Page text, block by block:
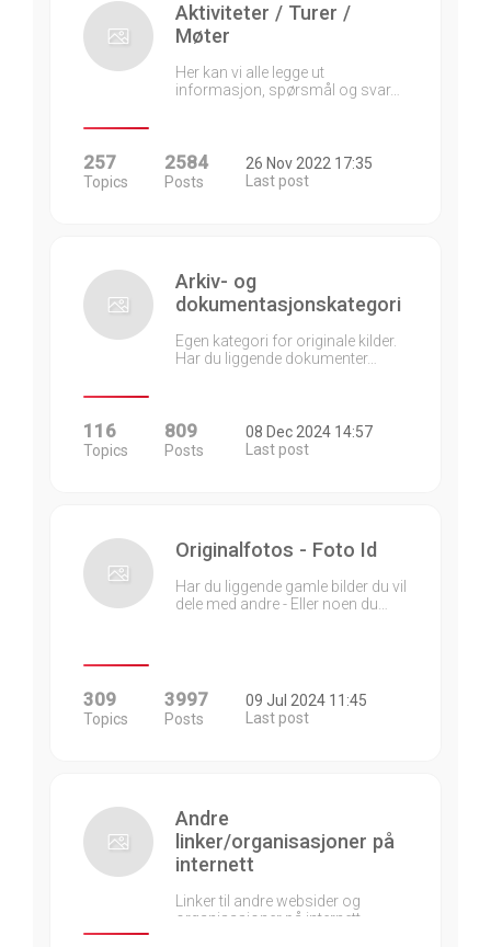
Aktiviteter / Turer /
Møter
Her kan vi alle legge ut
informasjon, spørsmål og svar…
257
Topics
2584
Posts
26 Nov 2022 17:35
Last post
Arkiv- og
dokumentasjonskategori
Egen kategori for originale kilder.
Har du liggende dokumenter…
116
Topics
809
Posts
08 Dec 2024 14:57
Last post
Originalfotos - Foto Id
Har du liggende gamle bilder du vil
dele med andre - Eller noen du…
309
Topics
3997
Posts
09 Jul 2024 11:45
Last post
Andre
linker/organisasjoner på
internett
Linker til andre websider og
organisasjoner på internett…